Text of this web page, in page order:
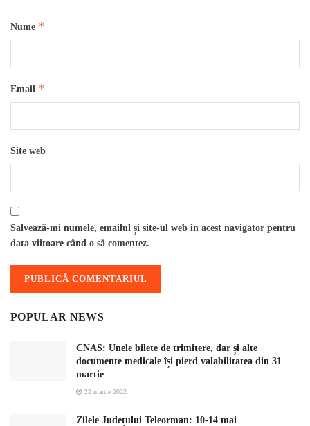
Nume *
Email *
Site web
Salvează-mi numele, emailul și site-ul web în acest navigator pentru
data viitoare când o să comentez.
POPULAR NEWS
CNAS: Unele bilete de trimitere, dar și alte
documente medicale își pierd valabilitatea din 31
martie
22 martie 2022
Zilele Județului Teleorman: 10-14 mai